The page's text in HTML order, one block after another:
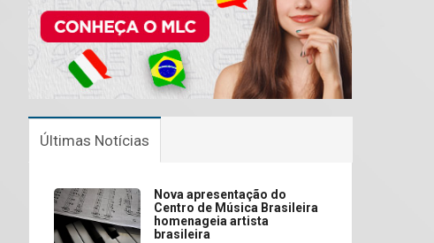
Últimas Notícias
Nova apresentação do
Centro de Música Brasileira
homenageia artista
brasileira